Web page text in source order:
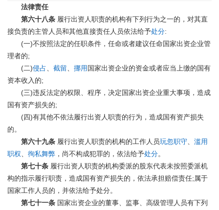
法律责任
第六十八条 履行出资人职责的机构有下列行为之一的，对其直
接负责的主管人员和其他直接责任人员依法给予处分:
(一)不按照法定的任职条件，任命或者建议任命国家出资企业管
理者的;
(二)侵占 截留 挪用 国家出资企业的资金或者应当上缴的国有
资本收入的;
(三)违反法定的权限、程序，决定国家出资企业重大事项，造成
国有资产损失的;
(四)有其他不依法履行出资人职责的行为，造成国有资产损失
的。
第六十九条 履行出资人职责的机构的工作人员玩忽职守
滥用
职权
徇私舞弊 ，尚不构成犯罪的，依法给予处分。
第七十条 履行出资人职责的机构委派的股东代表未按照委派机
构的指示履行职责，造成国有资产损失的，依法承担赔偿责任; 属于
国家工作人员的，并依法给予处分。
第七十一条 国家出资企业的董事、监事、高级管理人员有下列